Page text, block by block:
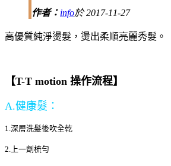
作者： info於 2017-11-27
高優質純淨燙髮，燙出柔順亮麗秀髮。
【T-T motion 操作流程】
A.健康髮：
1.深層洗髮後吹全乾
2.上一劑梳勻